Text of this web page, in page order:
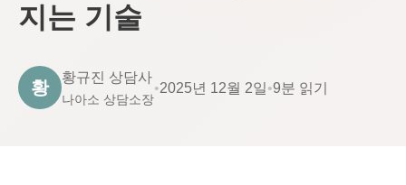
지는 기술
황
황규진 상담사
나아소 상담소장
•2025년 12월 2일•9분 읽기